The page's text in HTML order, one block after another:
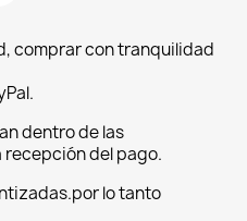
comprar con tranquilidad
dentro de las
recepción del pago.
lo tanto